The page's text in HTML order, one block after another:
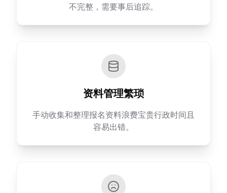
不完整，需要事后追踪。
资料管理繁琐
手动收集和整理报名资料浪费宝贵行政时间且
容易出错。